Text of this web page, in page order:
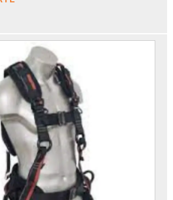
respirável
respirável draeger
respiratória
espaço confinado